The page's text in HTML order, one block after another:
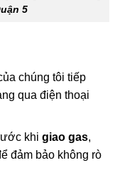
5
chúng tôi tiếp
qua điện thoại
khi giao gas,
đảm bảo không rò